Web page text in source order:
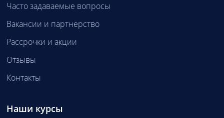
Часто задаваемые вопросы
Вакансии и партнерство
Рассрочки и акции
Отзывы
Контакты
Наши курсы